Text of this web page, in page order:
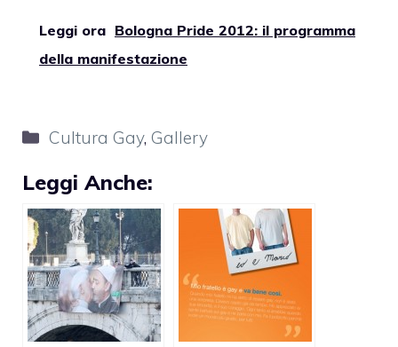
Leggi ora Bologna Pride 2012: il programma
della manifestazione
Categorie
Cultura Gay, Gallery
Leggi Anche: